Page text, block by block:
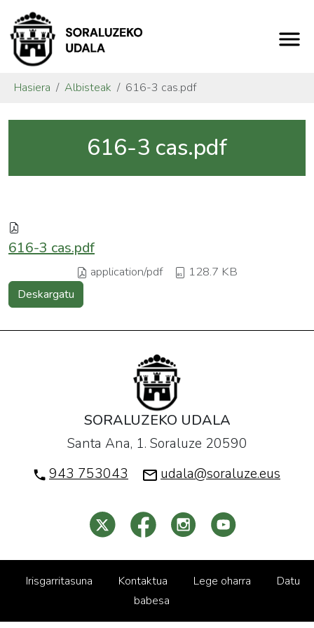
Hasiera Albisteak 616-3 cas.pdf
616-3 cas.pdf
616-3 cas.pdf
application/pdf 128.7 KB
Deskargatu
SORALUZEKO UDALA
Santa Ana, 1. Soraluze 20590
943 753043
udala@soraluze.eus
Irisgarritasuna Kontaktua Lege oharra
Datu
babesa